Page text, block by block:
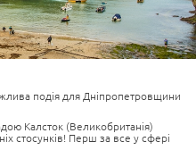
подія для Дніпропетровщини
Калсток (Великобританія)
стосунків! Перш за все у сфері